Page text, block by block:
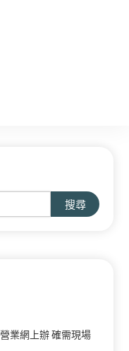
搜尋
業網上辦 確需現場